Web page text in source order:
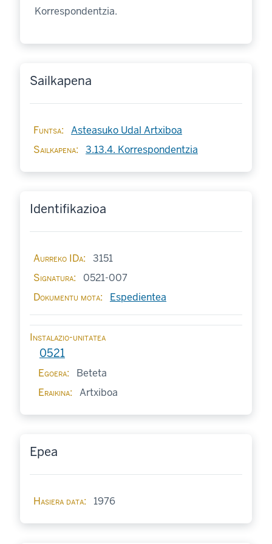
Korrespondentzia.
Sailkapena
Funtsa
Asteasuko Udal Artxiboa
Sailkapena
3.13.4. Korrespondentzia
Identifikazioa
Aurreko IDa
3151
Signatura
0521-007
Dokumentu mota
Espedientea
Instalazio-unitatea
0521
Egoera
Beteta
Eraikina
Artxiboa
Epea
Hasiera data 1976